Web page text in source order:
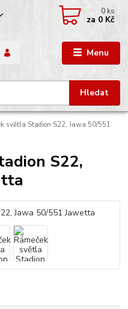
Menu
Hledat
0 ks
za 0 Kč
světla Stadion S22, Jawa 50/551
S22,